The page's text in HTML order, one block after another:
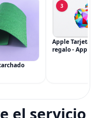
3
Apple Tarjeta
regalo - App
el servicio